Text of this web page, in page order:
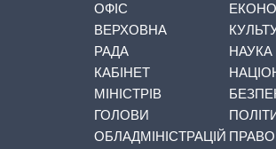
ОФІС
ВЕРХОВНА
РАДА
КАБІНЕТ
МІНІСТРІВ
ГОЛОВИ
ОБЛАДМІНІСТРАЦІЙ
НАУКА
ПРАВО